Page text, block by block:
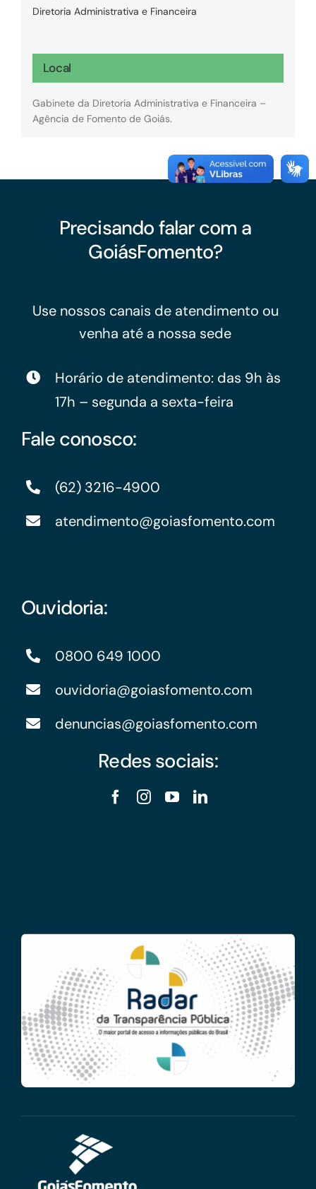
Diretoria Administrativa e Financeira
Local
Gabinete da Diretoria Administrativa e Financeira –
Agência de Fomento de Goiás.
Precisando falar com a
GoiásFomento?
Use nossos canais de atendimento ou
venha até a nossa sede
Horário de atendimento: das 9h às
17h – segunda a sexta-feira
Fale conosco:
(62) 3216-4900
atendimento@goiasfomento.com
Ouvidoria:
0800 649 1000
ouvidoria@goiasfomento.com
denuncias@goiasfomento.com
Redes sociais: